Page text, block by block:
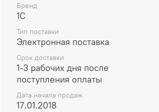
Бренд
1С
Тип поставки
Электронная поставка
Срок доставки
1-3 рабочих дня после
поступления оплаты
Дата начала продаж
17.01.2018